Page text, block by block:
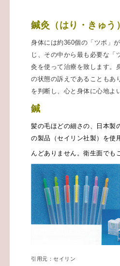
鍼灸（はり・きゅう
身体には約360個の「ツボ」
じ、その中から最も必要な「
灸を使って治療を致します。
の状態の訴えであることもあ
を判断し、心と身体に心地よ
鍼
髪の毛ほどの細さの、日本製
の製品（セイリン社製）を使
んどありません。衛生面でも
引用元：セイリン